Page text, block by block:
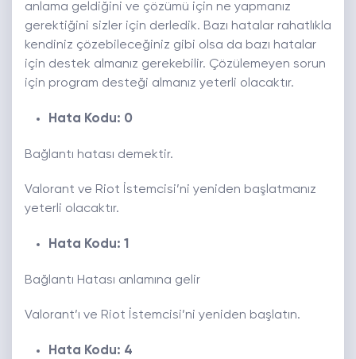
anlama geldiğini ve çözümü için ne yapmanız
gerektiğini sizler için derledik. Bazı hatalar rahatlıkla
kendiniz çözebileceğiniz gibi olsa da bazı hatalar
için destek almanız gerekebilir. Çözülemeyen sorun
için program desteği almanız yeterli olacaktır.
Hata Kodu: 0
Bağlantı hatası demektir.
Valorant ve Riot İstemcisi’ni yeniden başlatmanız
yeterli olacaktır.
Hata Kodu: 1
Bağlantı Hatası anlamına gelir
Valorant’ı ve Riot İstemcisi’ni yeniden başlatın.
Hata Kodu: 4